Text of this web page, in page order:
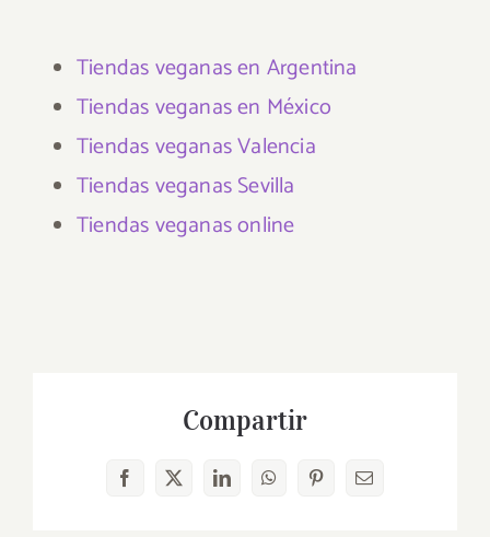
Tiendas veganas en Argentina
Tiendas veganas en México
Tiendas veganas Valencia
Tiendas veganas Sevilla
Tiendas veganas online
Compartir
Facebook
X LinkedInWhatsAppPinterestCorreo